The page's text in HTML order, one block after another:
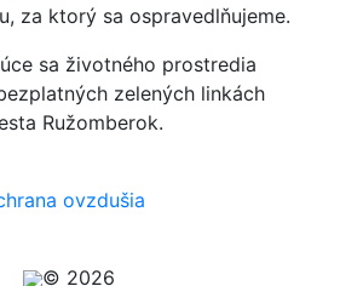
za ktorý sa ospravedlňujeme.
sa životného prostredia
zelených linkách
Ružomberok.
ovzdušia
© 2026